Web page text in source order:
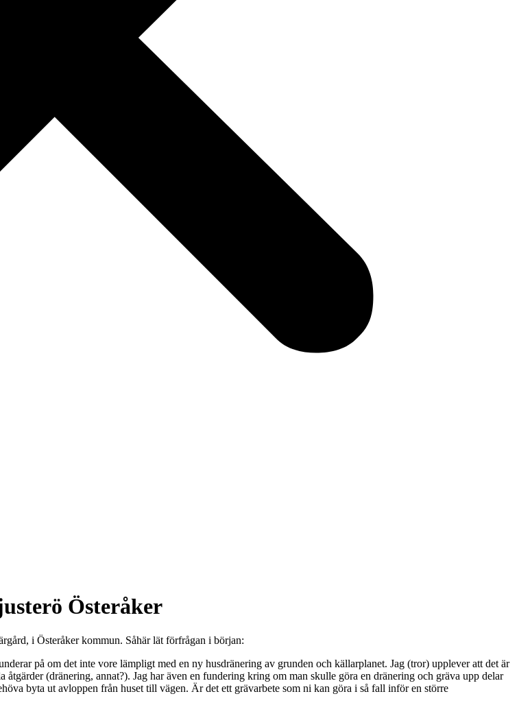
Österåker
i Österåker kommun. Såhär lät förfrågan i början:
på om det inte vore lämpligt med en ny husdränering av grunden och källarplanet. Jag (tror) upplever att det är
(dränering, annat?). Jag har även en fundering kring om man skulle göra en dränering och gräva upp delar
byta ut avloppen från huset till vägen. Är det ett grävarbete som ni kan göra i så fall inför en större